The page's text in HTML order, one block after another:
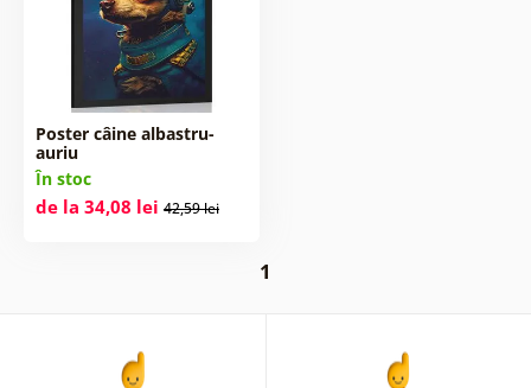
Poster câine albastru-
auriu
În stoc
de la 34,08 lei 42,59 lei
1